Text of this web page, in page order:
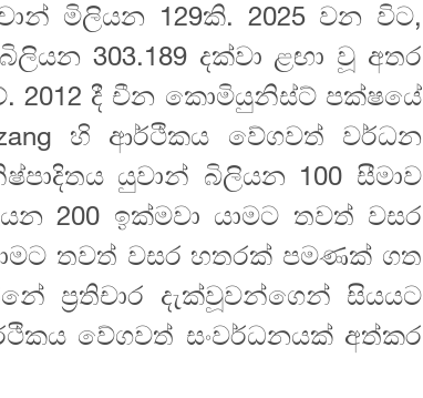
මිලියන 129කි. 2025 වන විට,
303.189 දක්වා ළඟා වූ අතර
2012 දී චීන කොමියුනිස්ට් පක්ෂයේ
හි ආර්ථිකය වේගවත් වර්ධන
යුවාන් බිලියන 100 සීමාව
200 ඉක්මවා යාමට තවත් වසර
තවත් වසර හතරක් පමණක් ගත
ප්‍රතිචාර දැක්වූවන්ගෙන් සියයට
වේගවත් සංවර්ධනයක් අත්කර